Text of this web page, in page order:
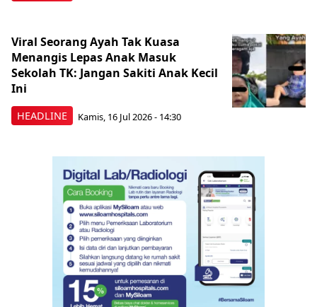
HEADLINE
Viral Seorang Ayah Tak Kuasa
Menangis Lepas Anak Masuk
Sekolah TK: Jangan Sakiti Anak Kecil
Ini
Kamis, 16 Jul 2026 - 14:30